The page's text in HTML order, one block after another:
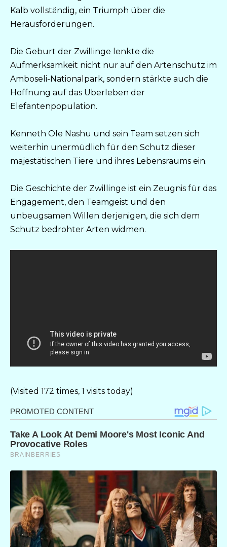
Kalb vollständig, ein Triumph über die
Herausforderungen.
Die Geburt der Zwillinge lenkte die
Aufmerksamkeit nicht nur auf den Artenschutz im
Amboseli-Nationalpark, sondern stärkte auch die
Hoffnung auf das Überleben der
Elefantenpopulation.
Kenneth Ole Nashu und sein Team setzen sich
weiterhin unermüdlich für den Schutz dieser
majestätischen Tiere und ihres Lebensraums ein.
Die Geschichte der Zwillinge ist ein Zeugnis für das
Engagement, den Teamgeist und den
unbeugsamen Willen derjenigen, die sich dem
Schutz bedrohter Arten widmen.
(Visited 172 times, 1 visits today)